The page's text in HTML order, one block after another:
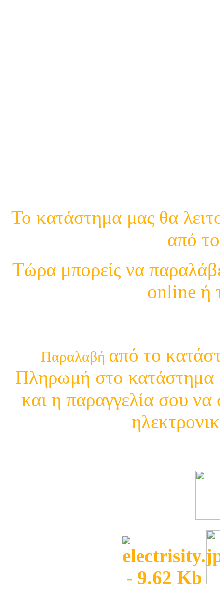
Το κατάστημα μας θα
από
Τώρα μπορείς να
online ή
Παραλαβή από το
Πληρωμή στο κατάστημα
και η παραγγελία σου